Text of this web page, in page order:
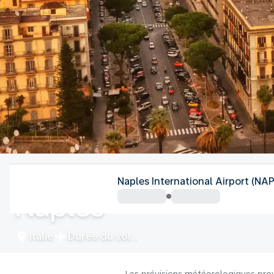
Naples
Italie Durée du vol
Naples International Airport